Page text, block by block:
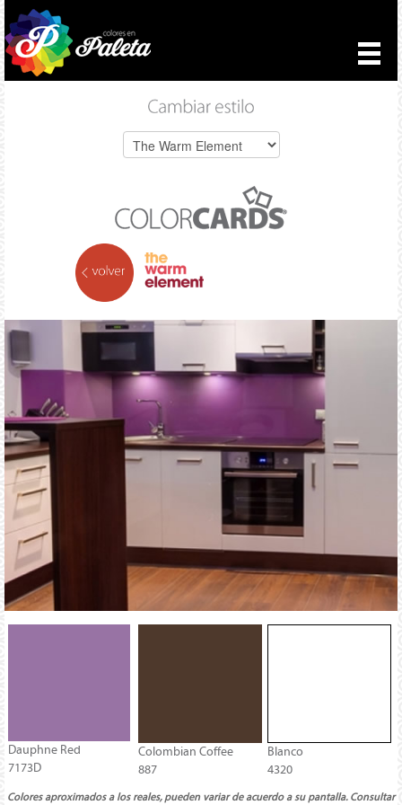
Dauphne Red
7173D
Colombian Coffee
887
Blanco
4320
Colores aproximados a los reales, pueden variar de acuerdo a su pantalla. Consultar